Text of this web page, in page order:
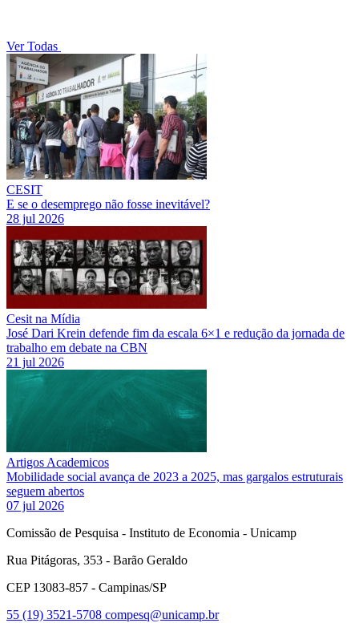
Ver Todas
CESIT
E se o desemprego não fosse inevitável?
28 jul 2026
Cesit na Mídia
José Dari Krein defende fim da escala 6×1 e redução da jornada de
trabalho em debate na CBN
21 jul 2026
Artigos Academicos
Mobilidade social avança de 2023 a 2025, mas gargalos estruturais
seguem abertos
07 jul 2026
Comissão de Pesquisa - Instituto de Economia - Unicamp
Rua Pitágoras, 353 - Barão Geraldo
CEP 13083-857 - Campinas/SP
55 (19) 3521-5708 compesq@unicamp.br